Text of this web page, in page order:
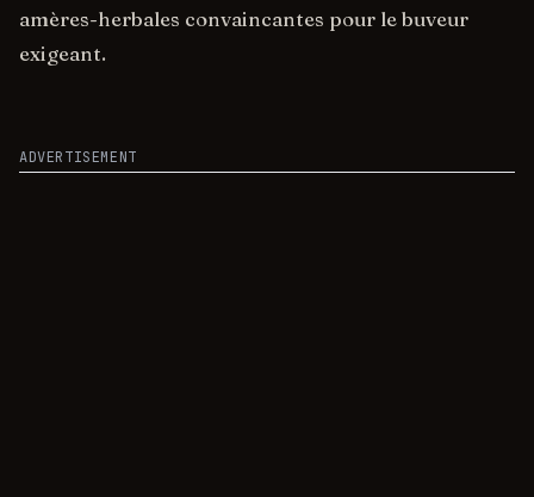
amères-herbales convaincantes pour le buveur
exigeant.
ADVERTISEMENT